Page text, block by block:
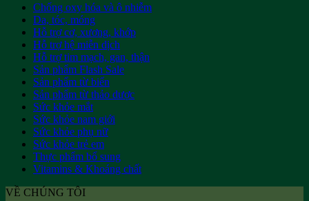
Chống oxy hóa và ô nhiễm
Da, tóc, móng
Hỗ trợ cơ, xương, khớp
Hỗ trợ hệ miễn dịch
Hỗ trợ tim mạch, gan, thận
Sản phẩm Flash Sale
Sản phẩm từ biển
Sản phẩm từ thảo dược
Sức khỏe mắt
Sức khỏe nam giới
Sức khỏe phụ nữ
Sức khỏe trẻ em
Thực phẩm bổ sung
Vitamins & Khoáng chất
VỀ CHÚNG TÔI